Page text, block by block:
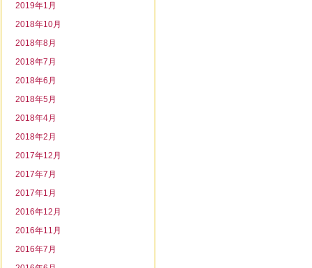
2019年1月
2018年10月
2018年8月
2018年7月
2018年6月
2018年5月
2018年4月
2018年2月
2017年12月
2017年7月
2017年1月
2016年12月
2016年11月
2016年7月